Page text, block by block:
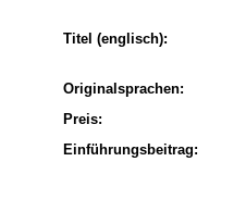
Titel (englisch):
Originalsprachen:
Preis:
Einführungsbeitrag: